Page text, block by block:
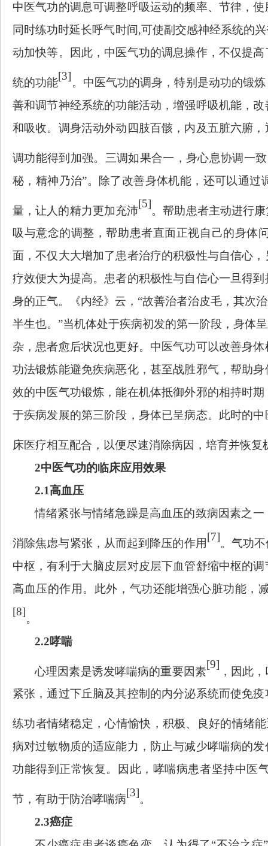
中医气功的调息可调整呼吸运动的频率、节律，
同时练功时延长呼气时间,可使副交感神经系统的
动加快等。因此， 中医气功的调息操作，不仅提
统的功能
[3]
。 中医气功的调身 ，特别是动功的锻
善和调节神经系统的功能活动，增强呼吸机能，
和吸收。 调身活动外动四肢百骸，内及五脏六腑
调功能得到 加强。三调如果合一，身心息协调一
秘，精神乃治”。除了改善身体机能，还可以通过
量，让人的精力更加充沛
[5]
。帮助患者主动进行
吸与意念的调整，帮助患者直面正视自己的身体
面，不仅大大增加了患者治疗的积极性与自信心
疗效便大为提高。患者的积极性与自信心一旦得
身的正气。《内经》云， “故善治者治皮毛，其次
半生也。”当机体处于疾病初发的第一阶段，身体
杂，患者愈后状况也更好。中医气功可以改善身
功法锻炼能避免疾病恶化，甚至战胜邪气，帮助
效的中医气功锻炼，能在机体抵御外邪的相持时
于疾病发展的第三阶段，身体已呈病态。此时的
床医疗相互配合，以便尽速消除病因，培育并恢
2中医气功的临床应用效果
2.1高血压
情绪紧张与情绪急躁是高血压的致病因素之
消除焦虑与紧张，从而起到降压的作用
[7]
。气功
中枢，有利于大脑皮层对皮层下血管舒缩中枢的
高血压的作用。 此外，气功还能增强心脏功能，
[8]
。
2.2哮喘
心理因素是诱发哮喘病的重要因素
[9]
， 因此
紧张，通过下丘脑及其控制的内分泌系统而使免
练功者情绪稳定，心情愉快，积极、良好的情绪
病对过敏物质的适应能力，防止与减少哮喘病的发
功能得到正常恢复。因此，哮喘病患者坚持中医
节，有助于防治哮喘病
[3]
。
2.3癌症